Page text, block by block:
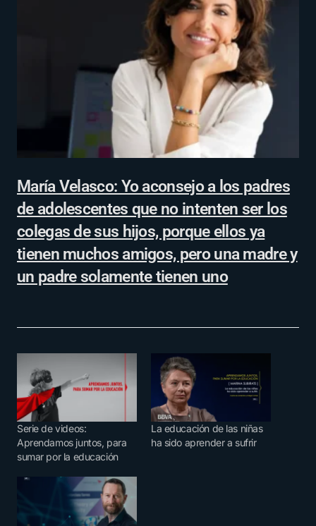
María Velasco: Yo aconsejo a los padres
de adolescentes que no intenten ser los
colegas de sus hijos, porque ellos ya
tienen muchos amigos, pero una madre y
un padre solamente tienen uno
Serie de videos:
Aprendamos juntos, para
sumar por la educación
La educación de las niñas
ha sido aprender a sufrir